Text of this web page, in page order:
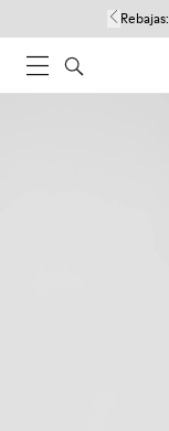
Rebajas: